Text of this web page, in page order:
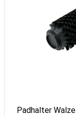
Padhalter Walze